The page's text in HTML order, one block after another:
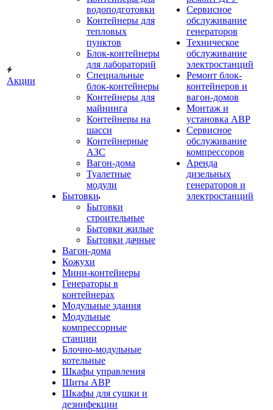
Акции
водоподготовки
Контейнеры для
тепловых
пунктов
Блок-контейнеры
для лабораторий
Специальные
блок-контейнеры
Контейнеры для
майнинга
Контейнеры на
шасси
Контейнерные
АЗС
Вагон-дома
Туалетные
модули
Бытовки
Бытовки
строительные
Бытовки жилые
Бытовки дачные
Вагон-дома
Кожухи
Мини-контейнеры
Генераторы в
контейнерах
Модульные здания
Модульные
компрессорные
станции
Блочно-модульные
котельные
Шкафы управления
Щиты АВР
Шкафы для сушки и
дезинфекции
Сервисное
обслуживание
генераторов
Техническое
обслуживание
электростанций
Ремонт блок-
контейнеров и
вагон-домов
Монтаж и
установка АВР
Сервисное
обслуживание
компрессоров
Аренда
дизельных
генераторов и
электростанций